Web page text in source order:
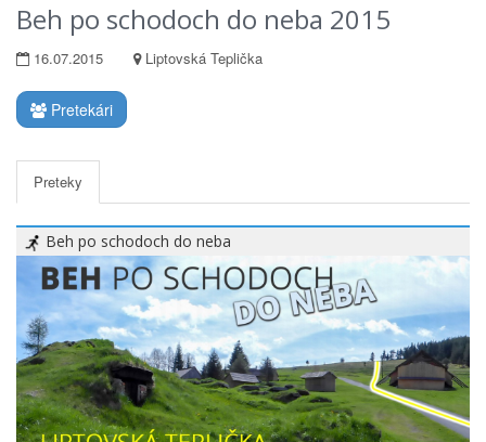
Beh po schodoch do neba 2015
16.07.2015 Liptovská Teplička
Pretekári
Preteky
Beh po schodoch do neba